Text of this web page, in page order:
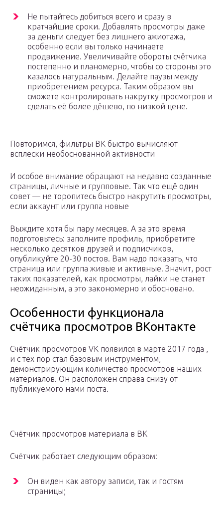
Не пытайтесь добиться всего и сразу в
кратчайшие сроки. Добавлять просмотры даже
за деньги следует без лишнего ажиотажа,
особенно если вы только начинаете
продвижение. Увеличивайте обороты счётчика
постепенно и планомерно, чтобы со стороны это
казалось натуральным. Делайте паузы между
приобретением ресурса. Таким образом вы
сможете контролировать накрутку просмотров и
сделать её более дёшево, по низкой цене.
Повторимся, фильтры ВК быстро вычисляют
всплески необоснованной активности
И особое внимание обращают на недавно созданные
страницы, личные и групповые. Так что ещё один
совет — не торопитесь быстро накрутить просмотры,
если аккаунт или группа новые
Выждите хотя бы пару месяцев. А за это время
подготовьтесь: заполните профиль, приобретите
несколько десятков друзей и подписчиков,
опубликуйте 20-30 постов. Вам надо показать, что
страница или группа живые и активные. Значит, рост
таких показателей, как просмотры, лайки не станет
неожиданным, а это закономерно и обосновано.
Особенности функционала
счётчика просмотров ВКонтакте
Счётчик просмотров VK появился в марте 2017 года ,
и с тех пор стал базовым инструментом,
демонстрирующим количество просмотров наших
материалов. Он расположен справа снизу от
публикуемого нами поста.
Счётчик просмотров материала в ВК
Счётчик работает следующим образом:
Он виден как автору записи, так и гостям
страницы;